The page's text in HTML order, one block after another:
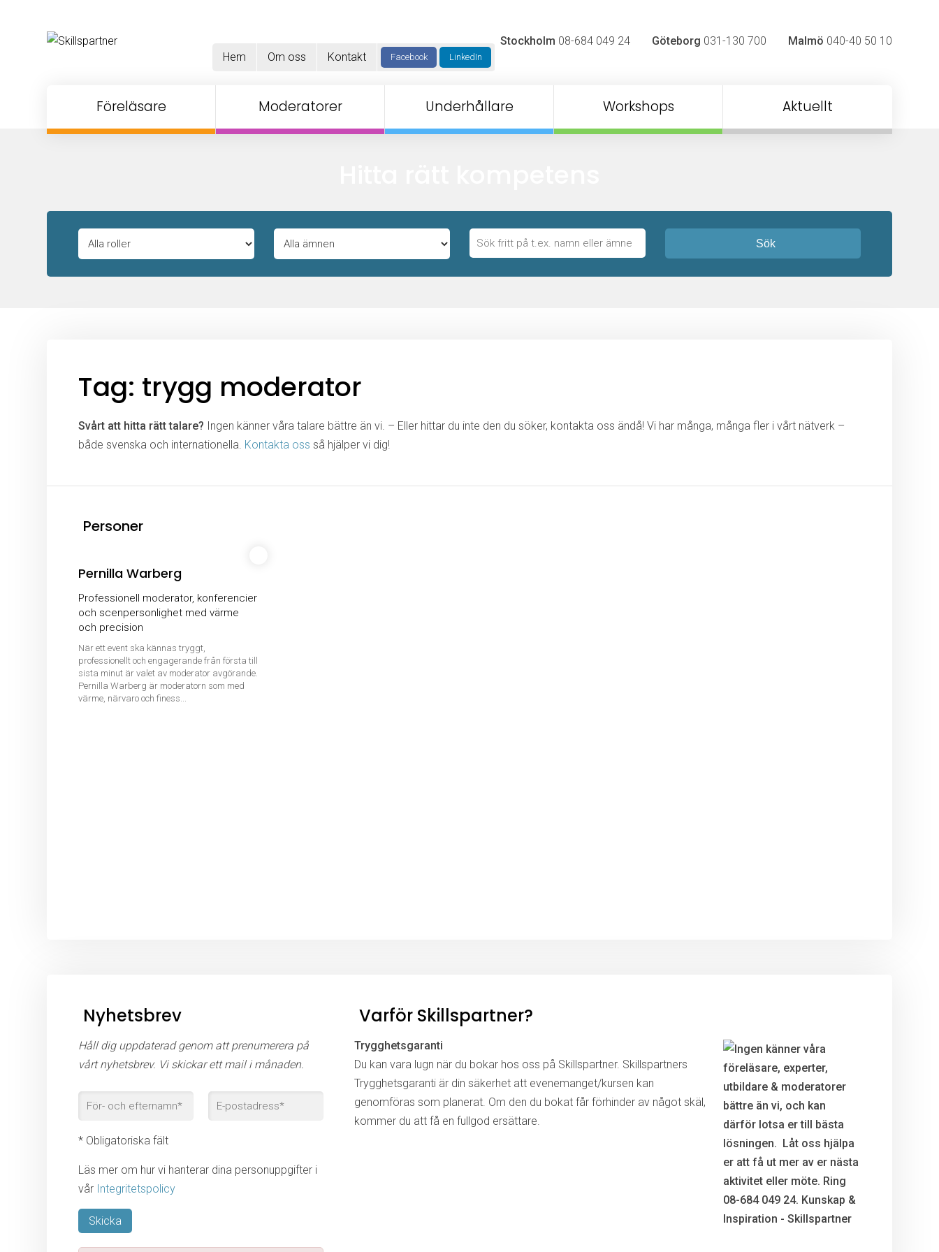
Stockholm 08-684 049 24 Göteborg 031-130 700 Malmö 040-40 50 10
Hem
Om oss Kontakt Facebook LinkedIn
Föreläsare Moderatorer Underhållare Workshops Aktuellt
Sök
Tag: trygg moderator
Svårt att hitta rätt talare? Ingen känner våra talare bättre än vi. – Eller hittar du inte den du söker, kontakta oss ändå! Vi har många, många fler i vårt nätverk –
både svenska och internationella. Kontakta oss så hjälper vi dig!
Personer
Pernilla Warberg
Professionell moderator, konferencier
och scenpersonlighet med värme
och precision
När ett event ska kännas tryggt,
professionellt och engagerande från första till
sista minut är valet av moderator avgörande.
Pernilla Warberg är moderatorn som med
värme, närvaro och finess...
Nyhetsbrev
Håll dig uppdaterad genom att prenumerera på
vårt nyhetsbrev. Vi skickar ett mail i månaden.
* Obligatoriska fält
Läs mer om hur vi hanterar dina personuppgifter i
vår Integritetspolicy
Varför Skillspartner?
Trygghetsgaranti
Du kan vara lugn när du bokar hos oss på Skillspartner. Skillspartners
Trygghetsgaranti är din säkerhet att evenemanget/kursen kan
genomföras som planerat. Om den du bokat får förhinder av något skäl,
kommer du att få en fullgod ersättare.